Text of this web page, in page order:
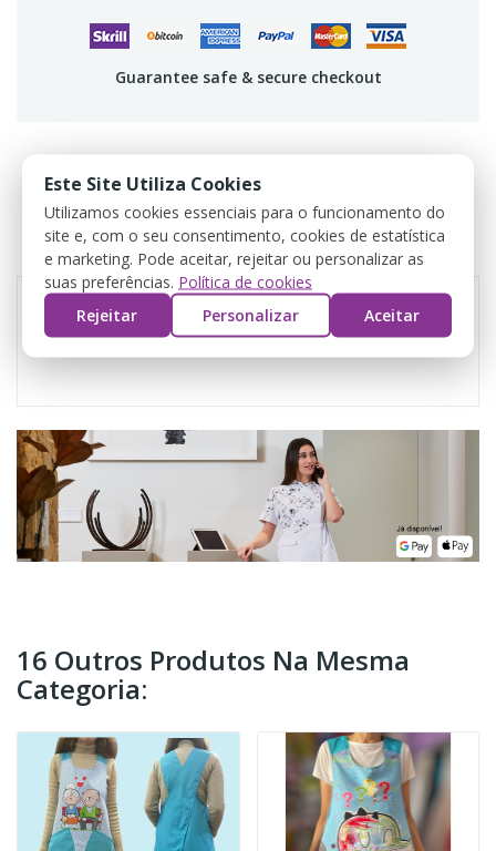
Guarantee safe & secure checkout
DADOS DO PRODUTO
COMENTÁRIOS
Referência
16 Outros Produtos Na Mesma
Categoria:
Este Site Utiliza Cookies
Utilizamos cookies essenciais para o funcionamento do
site e, com o seu consentimento, cookies de estatística
e marketing. Pode aceitar, rejeitar ou personalizar as
suas preferências. Política de cookies
Rejeitar
Personalizar Aceitar